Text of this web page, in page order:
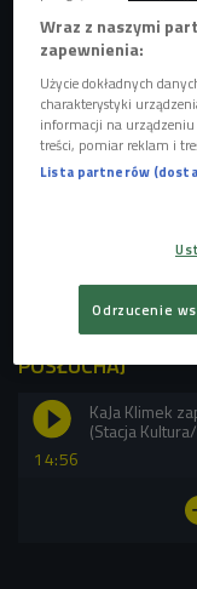
Wachowskie. Jest
sensatami i
ośmioro,
więź. Jest to
całym świecie.
odczuwać deszcz
POSŁUCHAJ
14:56
KaJa Klimek
(Stacja
Wraz z naszymi
zapewnienia:
Użycie dokładnych
charakterystyki
informacji na urządzeniu
treści, pomiar reklam i
Lista partnerów
Odrzucenie